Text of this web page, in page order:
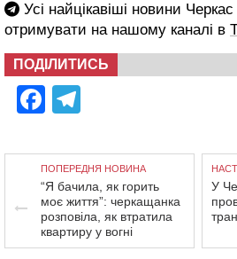
Усі найцікавіші новини
отримувати на нашому каналі в
ПОДІЛИТИСЬ
Facebook
ПОПЕРЕДНЯ НОВИНА
“Я бачила, як горить
моє життя”: черкащанка
розповіла, як втратила
квартиру у вогні
У